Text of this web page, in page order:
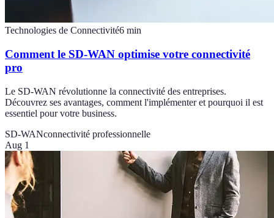
Technologies de Connectivité6 min
Comment le SD-WAN optimise votre connectivité
pro
Le SD-WAN révolutionne la connectivité des entreprises.
Découvrez ses avantages, comment l'implémenter et pourquoi il est
essentiel pour votre business.
SD-WANconnectivité professionnelle
Aug 1